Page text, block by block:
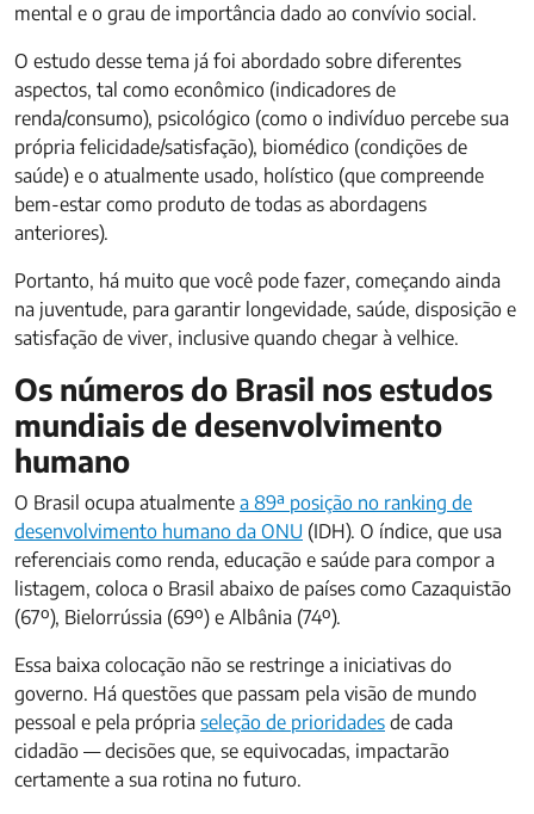
mental e o grau de importância dado ao convívio social.
O estudo desse tema já foi abordado sobre diferentes
aspectos, tal como econômico (indicadores de
renda/consumo), psicológico (como o indivíduo percebe sua
própria felicidade/satisfação), biomédico (condições de
saúde) e o atualmente usado, holístico (que compreende
bem-estar como produto de todas as abordagens
anteriores).
Portanto, há muito que você pode fazer, começando ainda
na juventude, para garantir longevidade, saúde, disposição e
satisfação de viver, inclusive quando chegar à velhice.
Os números do Brasil nos estudos
mundiais de desenvolvimento
humano
O Brasil ocupa atualmente a 89ª posição no ranking de
desenvolvimento humano da ONU (IDH). O índice, que usa
referenciais como renda, educação e saúde para compor a
listagem, coloca o Brasil abaixo de países como Cazaquistão
(67º), Bielorrússia (69º) e Albânia (74º).
Essa baixa colocação não se restringe a iniciativas do
governo. Há questões que passam pela visão de mundo
pessoal e pela própria seleção de prioridades de cada
cidadão — decisões que, se equivocadas, impactarão
certamente a sua rotina no futuro.